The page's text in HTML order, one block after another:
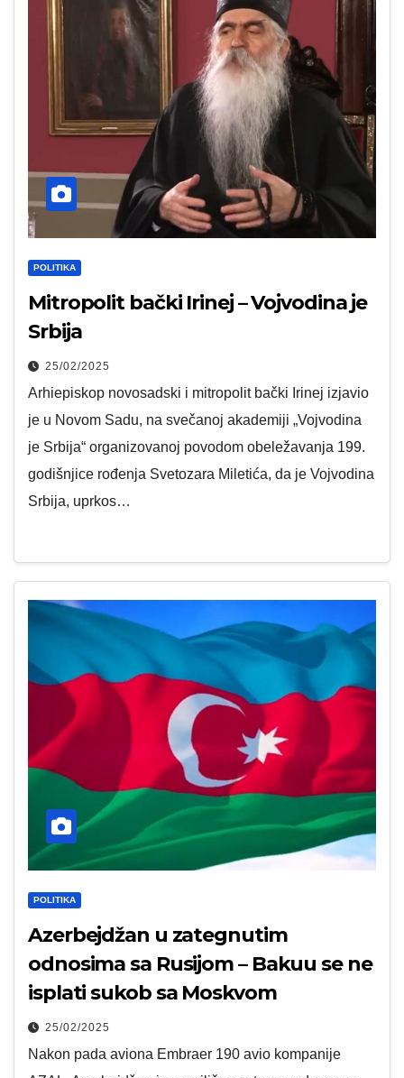
POLITIKA
Mitropolit bački Irinej – Vojvodina je
Srbija
25/02/2025
Arhiepiskop novosadski i mitropolit bački Irinej izjavio
je u Novom Sadu, na svečanoj akademiji „Vojvodina
je Srbija“ organizovanoj povodom obeležavanja 199.
godišnjice rođenja Svetozara Miletića, da je Vojvodina
Srbija, uprkos…
POLITIKA
Azerbejdžan u zategnutim
odnosima sa Rusijom – Bakuu se ne
isplati sukob sa Moskvom
25/02/2025
Nakon pada aviona Embraer 190 avio kompanije